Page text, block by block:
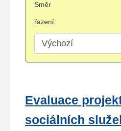
Směr
řazení:
Evaluace
sociálních